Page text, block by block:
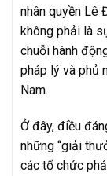
nhân quyền Lê
không phải là
chuỗi hành
pháp lý và phủ
Nam.
Ở đây, điều
những “giải
các tổ chức